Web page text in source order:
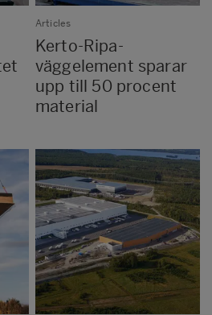
Articles
Kerto-Ripa-
väggelement sparar
upp till 50 procent
material